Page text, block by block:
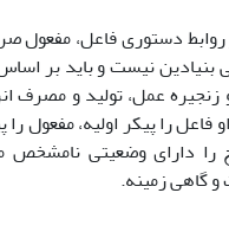
روابط دستوری فاعل، مفعول
بنیادین نیست و باید بر
زنجیره عمل، تولید و مصرف
فاعل را پیکر اولیه، مفعول را
را دارای وضعیتی نامشخص
گاهی زمینه.